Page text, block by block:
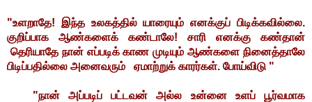
"உளறாதே! இந்த உலகத்தில் யாரையும் எனக்குப் பிடிக்கவில்லை.
குறிப்பாக ஆண்களைக் கண்டாலே! சாரி எனக்கு கண்தான்
தெரியாதே நான் எப்படிக் காண முடியும் ஆண்களை நினைத்தாலே
பிடிப்பதில்லை அனைவரும் ஏமாற்றுக் காரர்கள். போய்விடு "
"நான் அப்படிப் பட்டவன் அல்ல உன்னை உளப் பூர்வமாக